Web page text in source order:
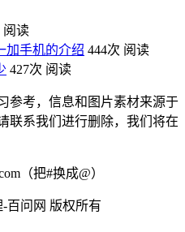
阅读
加手机的介绍 444次 阅读
427次 阅读
参考，信息和图片素材来源于
联系我们进行删除，我们将在
（把#换成@）
百问网 版权所有